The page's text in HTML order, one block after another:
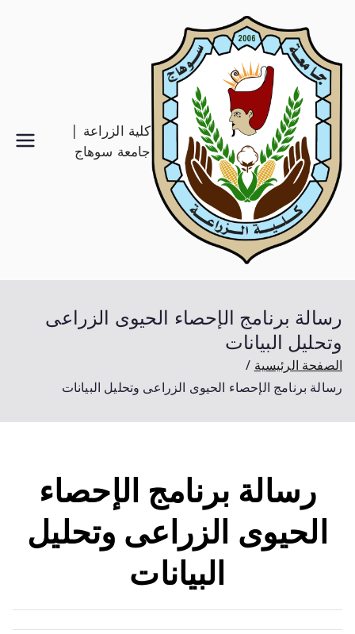
كلية الزراعة |
جامعة سوهاج
رسالة برنامج الإحصاء الحيوى الزراعى
وتحليل البيانات
الصفحة الرئيسية
رسالة برنامج الإحصاء الحيوى الزراعى وتحليل البيانات
رسالة برنامج الإحصاء
الحيوى الزراعى وتحليل
البيانات